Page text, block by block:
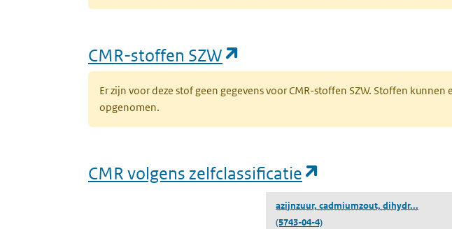
CMR-stoffen SZW
Er zijn voor deze stof geen gegevens voor CMR-stoffen SZW. Stoffen
opgenomen.
CMR volgens zelfclassificatie
azijnzuur, cadmiumzout, dihydr...
(5743-04-4)